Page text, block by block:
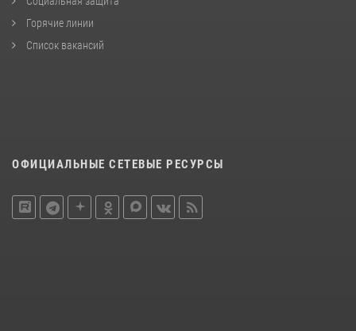
Горячие линии
Список вакансий
ОФИЦИАЛЬНЫЕ СЕТЕВЫЕ РЕСУРСЫ